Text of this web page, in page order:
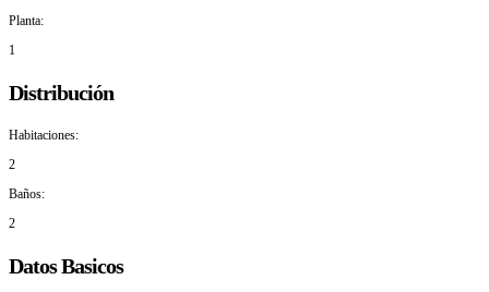
Planta:
1
Distribución
Habitaciones:
2
Baños:
2
Datos Basicos